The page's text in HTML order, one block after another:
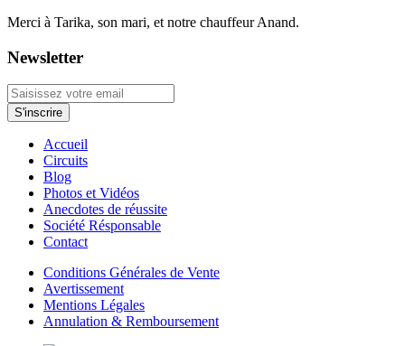
Merci à Tarika, son mari, et notre chauffeur Anand.
Newsletter
Accueil
Circuits
Blog
Photos et Vidéos
Anecdotes de réussite
Société Résponsable
Contact
Conditions Générales de Vente
Avertissement
Mentions Légales
Annulation & Remboursement